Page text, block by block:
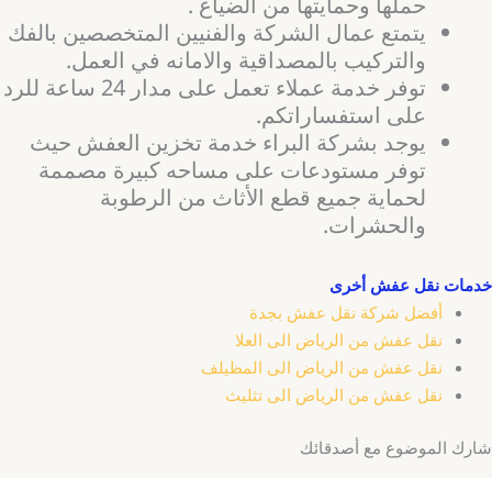
يتمتع عمال الشركة والفنيين المتخصصين بالفك
والتركيب بالمصداقية والامانه في العمل.
توفر خدمة عملاء تعمل على مدار 24 ساعة للرد
على استفساراتكم.
يوجد بشركة البراء خدمة تخزين العفش حيث
توفر مستودعات على مساحه كبيرة مصممة
لحماية جميع قطع الأثاث من الرطوبة
والحشرات.
خدمات نقل عفش أخرى
أفضل شركة نقل عفش بجدة
نقل عفش من الرياض الى العلا
نقل عفش من الرياض الى المظيلف
نقل عفش من الرياض الى تثليث
شارك الموضوع مع أصدقائك